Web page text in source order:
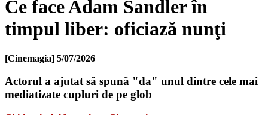
Ce face Adam Sandler în
timpul liber: oficiază nunţi
[Cinemagia] 5/07/2026
Actorul a ajutat să spună "da" unul dintre cele mai
mediatizate cupluri de pe glob